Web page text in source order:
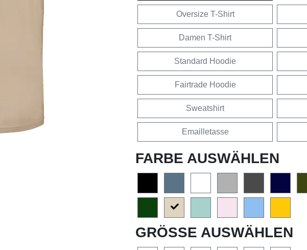
Oversize T-Shirt
Damen T-Shirt
Standard Hoodie
Fairtrade Hoodie
Sweatshirt
Emailletasse
FARBE AUSWÄHLEN
GRÖSSE AUSWÄHLEN